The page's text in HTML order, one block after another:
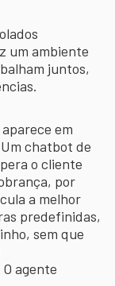
um ambiente
juntos,
em
chatbot de
o cliente
por
a melhor
predefinidas,
sem que
agente